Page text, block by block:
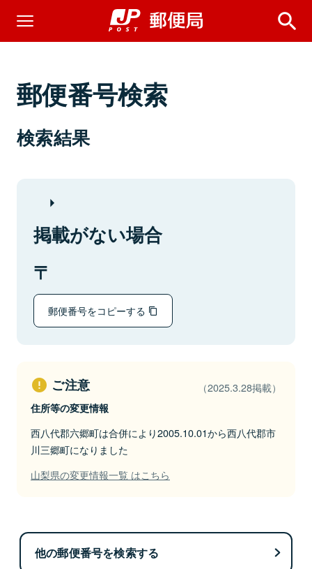
郵便番号検索
検索結果
掲載がない場合
郵便番号をコピーする
ご注意 （2025.3.28掲載）
住所等の変更情報
西八代郡六郷町は合併により2005.10.01から西八代郡市
川三郷町になりました
山梨県の変更情報一覧 はこちら
他の郵便番号を検索する